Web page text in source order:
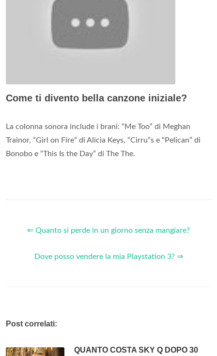
Come ti divento bella canzone iniziale?
La colonna sonora include i brani: “Me Too” di Meghan
Trainor, “Girl on Fire” di Alicia Keys, “Cirru”s e “Pelican” di
Bonobo e “This Is the Day” di The The.
⇐ Quanto si perde in un giorno senza mangiare?
Dove posso vendere la mia Playstation 3? ⇒
Post correlati:
QUANTO COSTA SKY Q DOPO 30